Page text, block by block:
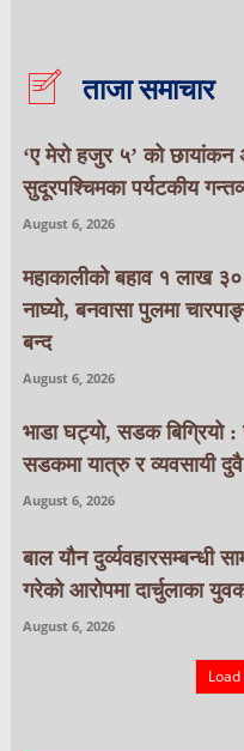
ताजा समाचार
‘ए मेरो हजुर ५’ को छायांकन
सुदूरपश्चिमका पर्यटकीय
August 6, 2026
महाकालीको बहाव १ लाख
नाघ्यो, बनवासा पुलमा
बन्द
August 6, 2026
भाडा घट्यो, सडक
सडकमा यात्रु र व्यवसायी दुवै
August 6, 2026
बाल यौन दुर्व्यवहारसम्बन्धी
गरेको आरोपमा दार्चुलाका
August 6, 2026